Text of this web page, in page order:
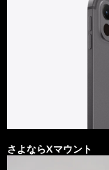
さよならXマウント